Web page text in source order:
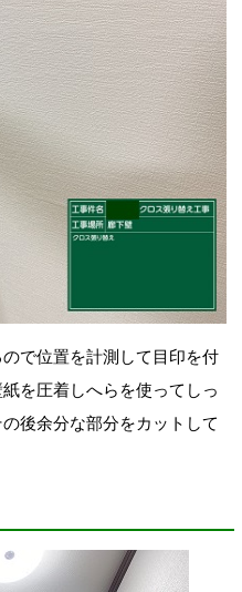
で位置を計測して目印を付
を圧着しへらを使ってしっ
後余分な部分をカットして